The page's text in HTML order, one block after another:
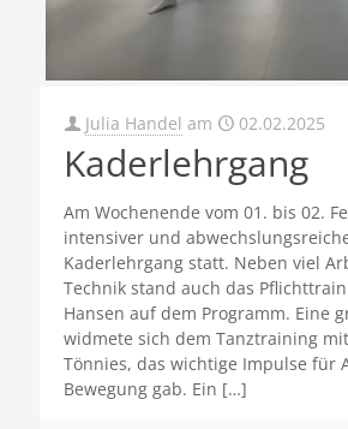
Julia Handel am 02.02.2025
Kaderlehrgang
Am Wochenende vom 01. bis 02.
intensiver und
Kaderlehrgang statt. Neben viel
Technik stand auch das
Hansen auf dem Programm. Eine
widmete sich dem Tanztraining
Tönnies, das wichtige Impulse für
Bewegung gab. Ein […]